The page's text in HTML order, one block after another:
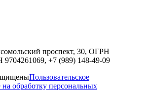
проспект, 30, ОГРН
9704261069, +7 (989) 148-49-09
Пользовательское
на обработку персональных